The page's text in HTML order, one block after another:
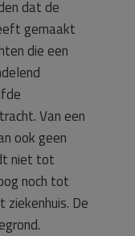
dat de
gemaakt
die een
Van een
ook geen
niet tot
noch tot
ziekenhuis. De